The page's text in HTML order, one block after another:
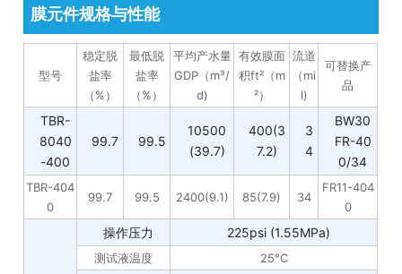
膜元件规格与性能
型号
稳定脱
盐率
（%）
最低脱
盐率
（%）
平均产水量
GDP（m³/
d)
有效膜面
积ft²（m
²）
流道
（mi
l)
可替换产
品
TBR-
8040
-400
99.7 99.5
10500
(39.7)
400(3
7.2)
3
4
BW30
FR-40
0/34
TBR-404
0
99.7 99.5 2400(9.1) 85(7.9) 34
FR11-404
0
操作压力 225psi (1.55MPa)
测试液温度 25°C